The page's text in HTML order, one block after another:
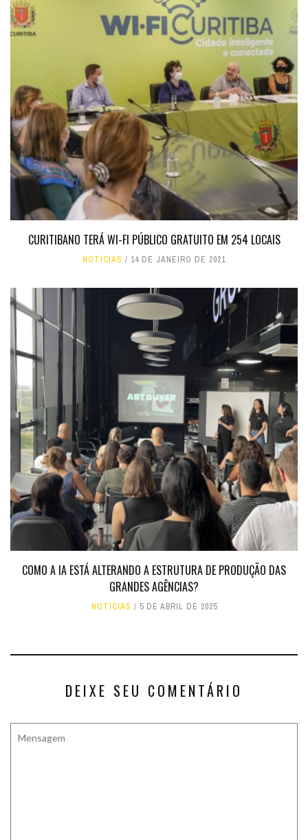
CURITIBANO TERÁ WI-FI PÚBLICO GRATUITO EM 254 LOCAIS
NOTÍCIAS 14 DE JANEIRO DE 2021
COMO A IA ESTÁ ALTERANDO A ESTRUTURA DE PRODUÇÃO DAS
GRANDES AGÊNCIAS?
NOTÍCIAS 5 DE ABRIL DE 2025
DEIXE SEU COMENTÁRIO